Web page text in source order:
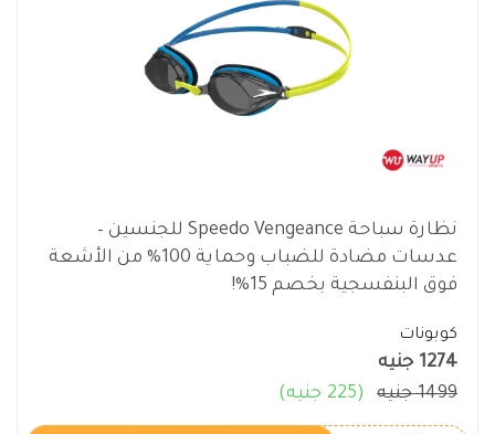
نظارة سباحة Speedo Vengeance للجنسين –
عدسات مضادة للضباب وحماية 100% من الأشعة
فوق البنفسجية بخصم 15%!
كوبونات
1274 جنيه
1499 جنيه
(225 جنيه)